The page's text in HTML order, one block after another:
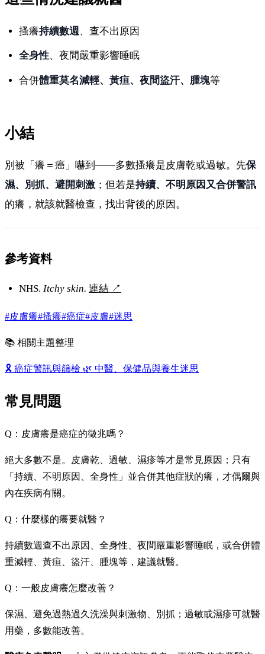
搔癢持續數週、查不出原因
全身性、夜間嚴重影響睡眠
合併體重莫名減輕、黃疸、夜間盜汗、腫塊等
小結
別被「癢＝癌」嚇到——多數搔癢是皮膚乾或過敏。先保
濕、別抓、避開刺激 ；但若是持續、不明原因又合併警訊
的癢，就該就醫檢查，找出背後的原因。
參考資料
NHS.Itchy skin. 連結 ↗
#皮膚癢#搔癢#癌症#皮膚#迷思
📚 相關主題整理
🎗️ 癌症警訊與篩檢 🌿 中醫、保健品與養生迷思
常見問題
Q：皮膚癢是癌症的徵兆嗎？
絕大多數不是。皮膚乾、過敏、濕疹等才是常見原因；只有
「持續、不明原因、全身性」並合併其他症狀的癢，才偶爾與
內在疾病有關。
Q：什麼樣的癢要就醫？
持續數週查不出原因、全身性、夜間嚴重影響睡眠，或合併體
重減輕、黃疸、盜汗、腫塊等，建議就醫。
Q：一般皮膚癢怎麼改善？
保濕、避免過熱過久洗澡與刺激物、別抓；過敏或濕疹可就醫
用藥，多數能改善。